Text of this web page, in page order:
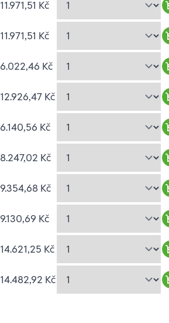
11.971,51 Kč
11.971,51 Kč
6.022,46 Kč
12.926,47 Kč
6.140,56 Kč
8.247,02 Kč
9.354,68 Kč
9.130,69 Kč
14.621,25 Kč
14.482,92 Kč